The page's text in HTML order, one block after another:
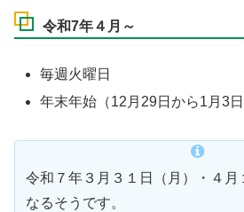
令和7年４月～
毎週火曜日
年末年始（12月29日から1月3日
令和７年３月３１日（月）・４月
なるそうです。